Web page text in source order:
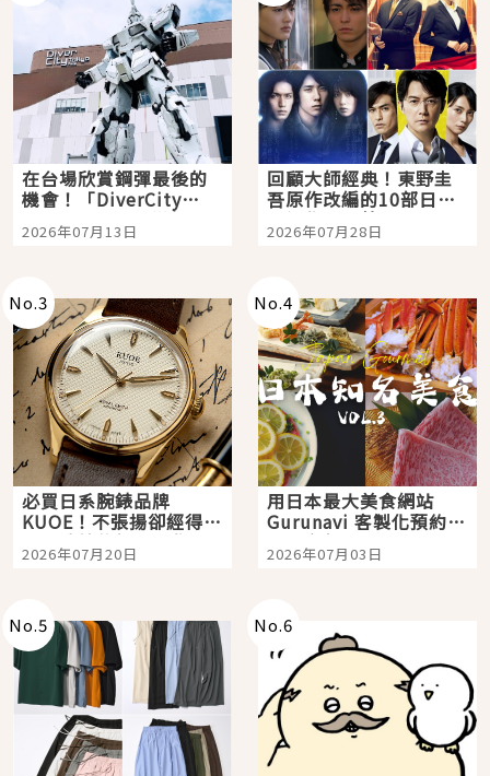
在台場欣賞鋼彈最後的
機會！「DiverCity
Tokyo Plaza」搭船、
購物、美食及夜景，一
2026年07月13日
回顧大師經典！東野圭
吾原作改編的10部日本
影視作品推薦
2026年07月28日
No.3
必買日系腕錶品牌
KUOE！不張揚卻經得起
時間洗鍊的經典之作五
選
2026年07月20日
No.4
用日本最大美食網站
Gurunavi 客製化預約九
大都市餐廳，打造專屬
美食體驗！
2026年07月03日
No.5 No.6